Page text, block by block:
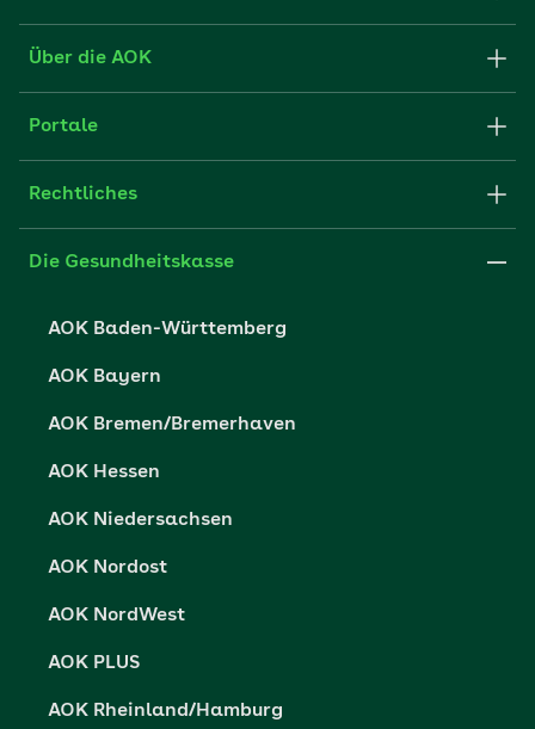
Formulare und Anträge
FAQ
Websitenutzung
Über die AOK
Struktur & Verwaltung
Partner der AOK
Portale
Fachportal für Arbeitgeber
Presse- und Politikportal
Vertriebspartner-Service
Rechtliches
Impressum
Die Gesundheitskasse
AOK Baden-Württemberg
AOK Bayern
AOK Bremen/Bremerhaven
AOK Hessen
AOK Niedersachsen
AOK Nordost
AOK NordWest
AOK PLUS
AOK Rheinland/Hamburg